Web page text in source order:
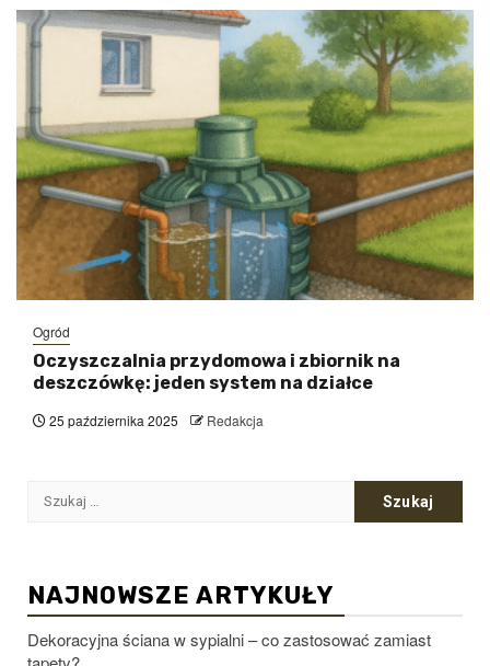
Ogród
Oczyszczalnia przydomowa i zbiornik na
deszczówkę: jeden system na działce
25 października 2025 Redakcja
Szukaj:
NAJNOWSZE ARTYKUŁY
Dekoracyjna ściana w sypialni – co zastosować zamiast